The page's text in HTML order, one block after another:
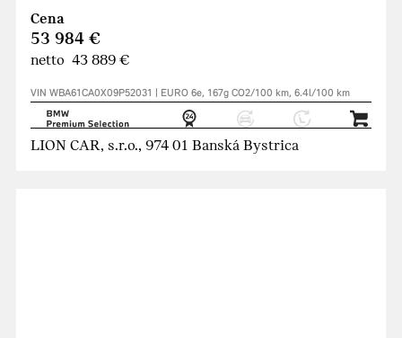
Cena
53 984 €
netto 43 889 €
VIN WBA61CA0X09P52031 | EURO 6e, 167g CO2/100 km, 6.4l/100 km
LION CAR, s.r.o., 974 01 Banská Bystrica